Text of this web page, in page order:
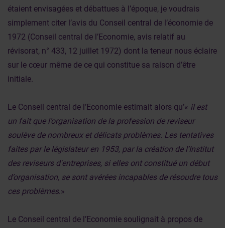
étaient envisagées et débattues à l’époque, je voudrais
simplement citer l’avis du Conseil central de l’économie de
1972 (Conseil central de l’Economie, avis relatif au
révisorat, n° 433, 12 juillet 1972) dont la teneur nous éclaire
sur le cœur même de ce qui constitue sa raison d’être
initiale.
Le Conseil central de l’Economie estimait alors qu’« il est
un fait que l’organisation de la profession de reviseur
soulève de nombreux et délicats problèmes. Les tentatives
faites par le législateur en 1953, par la création de l’Institut
des reviseurs d'entreprises, si elles ont constitué un début
d’organisation, se sont avérées incapables de résoudre tous
ces problèmes.»
Le Conseil central de l’Economie soulignait à propos de